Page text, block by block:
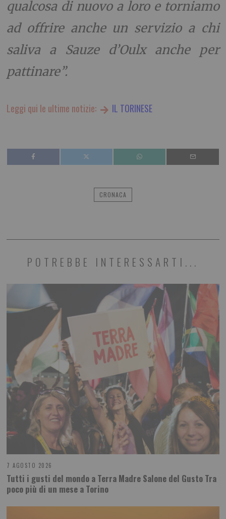
qualcosa di nuovo a loro e torniamo
ad offrire anche un servizio a chi
saliva a Sauze d’Oulx anche per
pattinare”.
Leggi qui le ultime notizie: IL TORINESE
CRONACA
POTREBBE INTERESSARTI...
7 AGOSTO 2026
Tutti i gusti del mondo a Terra Madre Salone del Gusto Tra
poco più di un mese a Torino